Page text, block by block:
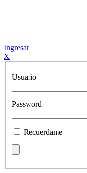
Ingresar
X
Usuario
Password
Recuerdame